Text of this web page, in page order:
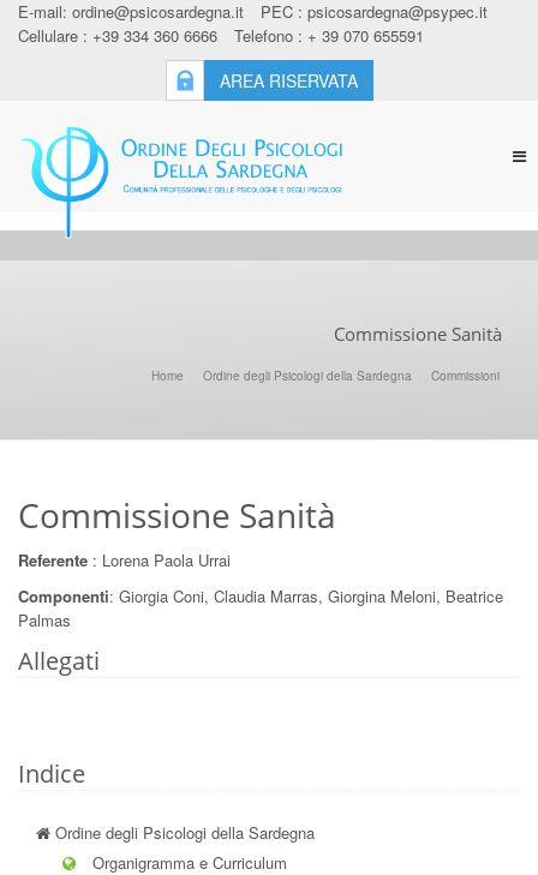
E-mail: ordine@psicosardegna.it PEC : psicosardegna@psypec.it
Cellulare : +39 334 360 6666
Telefono : + 39 070 655591
AREA RISERVATA
Commissione Sanità
Home Ordine degli Psicologi della Sardegna Commissioni
Commissione Sanità
Referente : Lorena Paola Urrai
Componenti: Giorgia Coni, Claudia Marras, Giorgina Meloni, Beatrice
Palmas
Allegati
Indice
Ordine degli Psicologi della Sardegna
Organigramma e Curriculum